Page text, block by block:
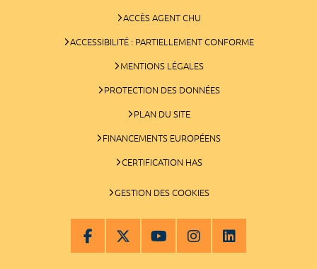
ACCÈS AGENT CHU
ACCESSIBILITÉ : PARTIELLEMENT CONFORME
MENTIONS LÉGALES
PROTECTION DES DONNÉES
PLAN DU SITE
FINANCEMENTS EUROPÉENS
CERTIFICATION HAS
GESTION DES COOKIES